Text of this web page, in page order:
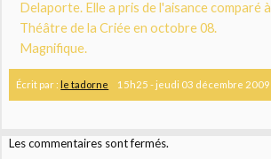
Delaporte. Elle a pris de l'aisance comparé
Théâtre de la Criée en octobre 08.
Magnifique.
Écrit par :le tadorne 15h25 -jeudi 03 décembre 2009
Les commentaires sont fermés.